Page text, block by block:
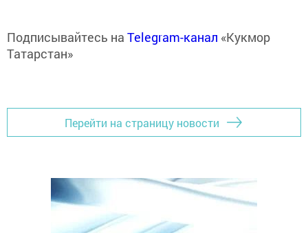
Подписывайтесь на Telegram-канал «Кукмор
Татарстан»
Перейти на страницу новости